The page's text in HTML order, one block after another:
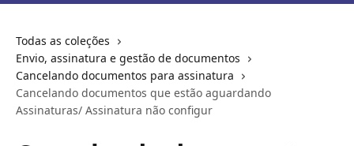
Todas as coleções
Envio, assinatura e gestão de documentos
Cancelando documentos para assinatura
Cancelando documentos que estão aguardando
Assinaturas/ Assinatura não configur